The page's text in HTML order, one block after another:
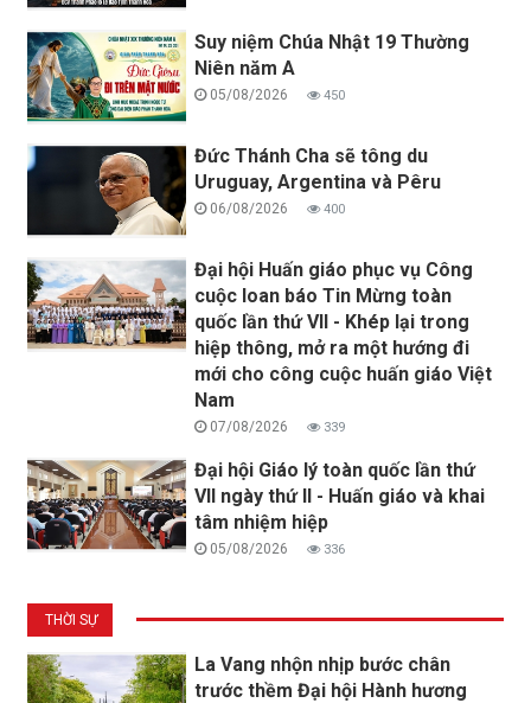
Suy niệm Chúa Nhật 19 Thường
Niên năm A
05/08/2026 450
Đức Thánh Cha sẽ tông du
Uruguay, Argentina và Pêru
06/08/2026 400
Đại hội Huấn giáo phục vụ Công
cuộc loan báo Tin Mừng toàn
quốc lần thứ VII - Khép lại trong
hiệp thông, mở ra một hướng đi
mới cho công cuộc huấn giáo Việt
Nam
07/08/2026 339
Đại hội Giáo lý toàn quốc lần thứ
VII ngày thứ II - Huấn giáo và khai
tâm nhiệm hiệp
05/08/2026 336
THỜI SỰ
La Vang nhộn nhịp bước chân
trước thềm Đại hội Hành hương